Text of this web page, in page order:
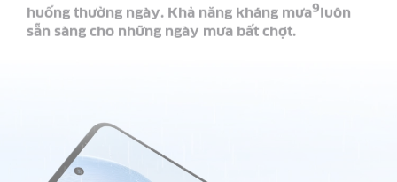
huống thường ngày. Khả năng kháng mưa9luôn
sẵn sàng cho những ngày mưa bất chợt.